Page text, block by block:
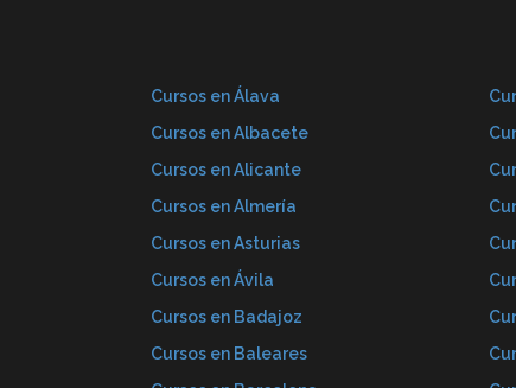
Cursos en Álava
Cursos en Albacete
Cursos en Alicante
Cursos en Almería
Cursos en Asturias
Cursos en Ávila
Cursos en Badajoz
Cursos en Baleares